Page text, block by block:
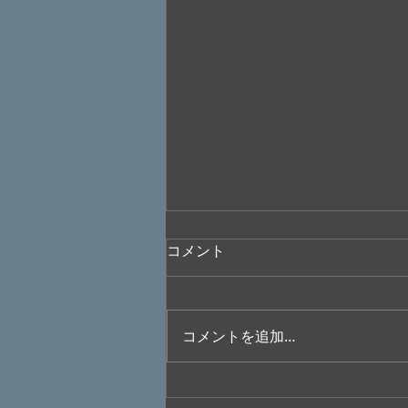
コメント
コメントを追加…